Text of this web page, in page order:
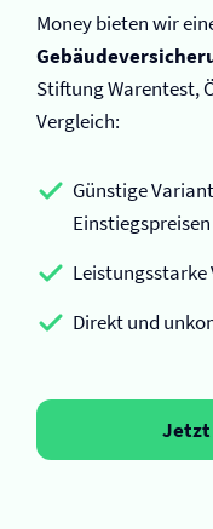
Money bieten wir
Stiftung Warentest,
Vergleich:
Günstige
Einstiegspreisen
Leistungsstarke
Direkt und
Jetzt